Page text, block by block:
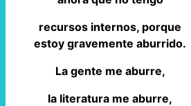
recursos internos, porque
estoy gravemente aburrido.
La gente me aburre,
la literatura me aburre,